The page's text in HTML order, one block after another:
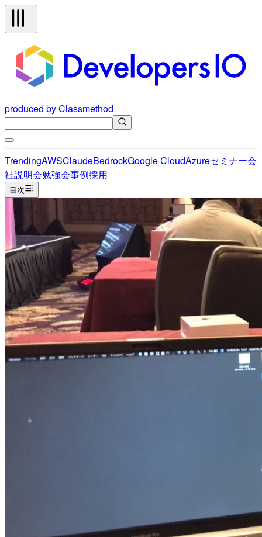
produced by Classmethod
TrendingAWSClaudeBedrockGoogle CloudAzureセミナー会
社説明会勉強会事例採用
目次